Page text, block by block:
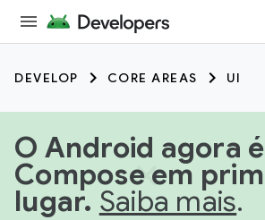
DEVELOP CORE AREAS UI
O Android agora
Compose em
lugar. Saiba mais.